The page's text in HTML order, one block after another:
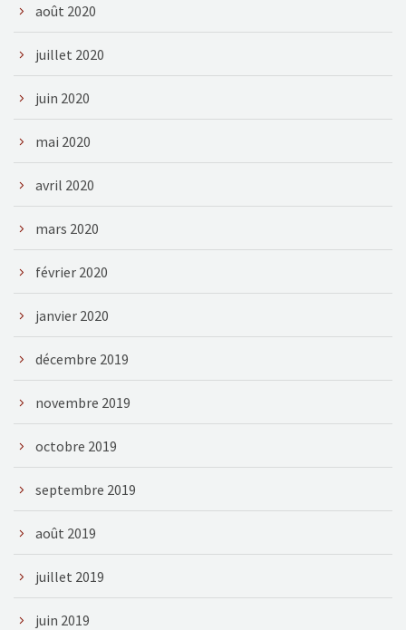
août 2020
juillet 2020
juin 2020
mai 2020
avril 2020
mars 2020
février 2020
janvier 2020
décembre 2019
novembre 2019
octobre 2019
septembre 2019
août 2019
juillet 2019
juin 2019